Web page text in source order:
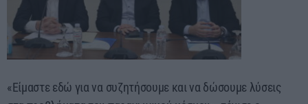
«Είμαστε εδώ για να συζητήσουμε και να δώσουμε λύσεις